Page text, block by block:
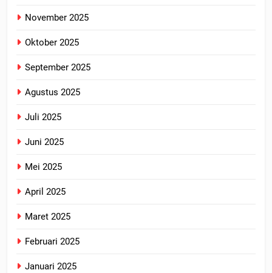
November 2025
Oktober 2025
September 2025
Agustus 2025
Juli 2025
Juni 2025
Mei 2025
April 2025
Maret 2025
Februari 2025
Januari 2025